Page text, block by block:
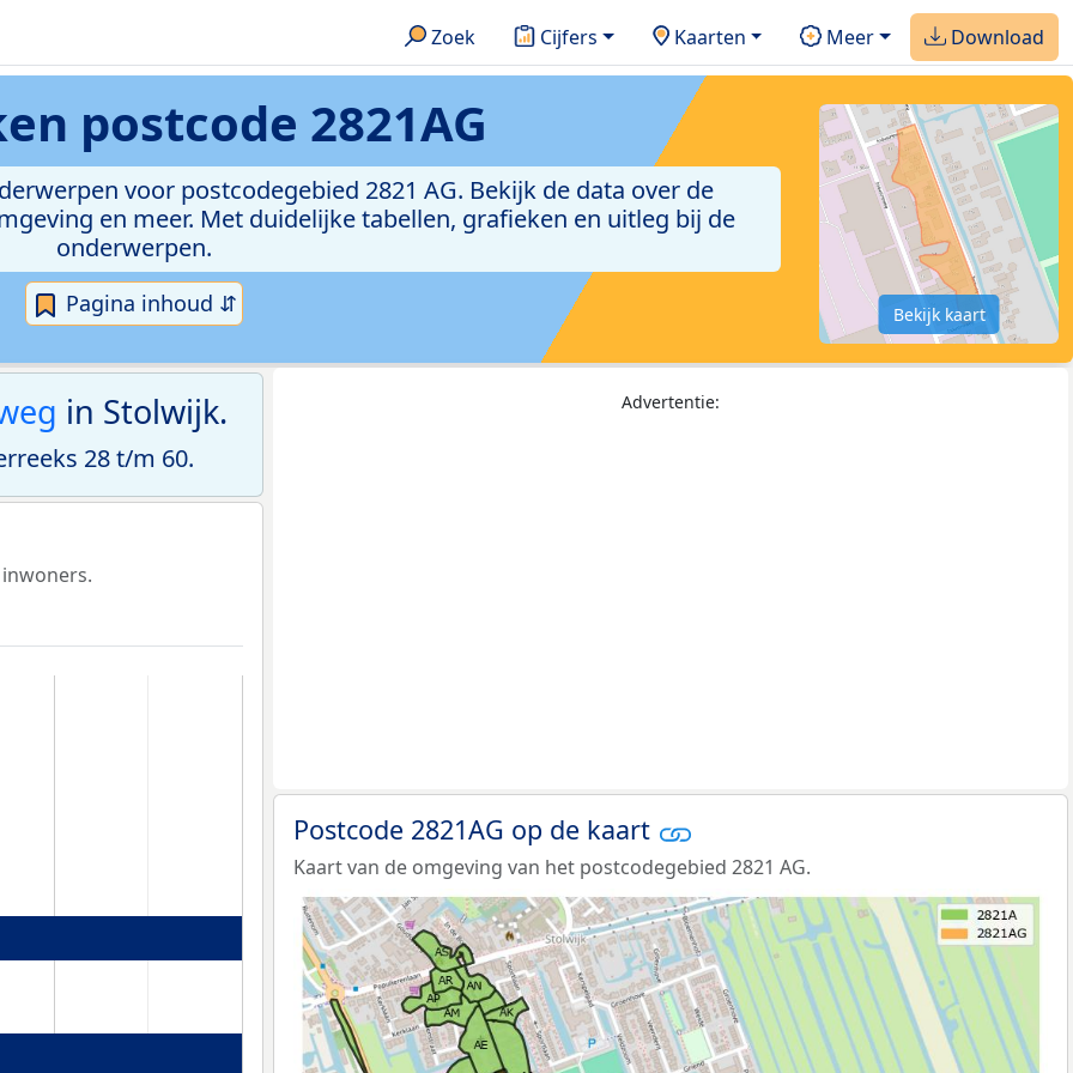
Zoek Cijfers Kaarten Meer Download
postcode 2821AG
voor postcodegebied 2821 AG. Bekijk de data over de
en meer. Met duidelijke tabellen, grafieken en uitleg bij de
onderwerpen.
Pagina inhoud ⇵ Bekijk kaart
in Stolwijk.
28 t/m 60.
Advertentie:
Postcode 2821AG op de kaart
Kaart van de omgeving van het postcodegebied 2821 AG.